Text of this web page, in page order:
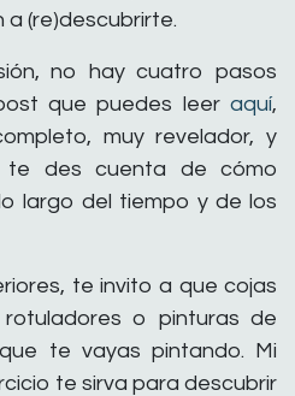
(re)descubrirte.
no hay cuatro pasos
que puedes leer aquí,
muy revelador, y
te des cuenta de cómo
largo del tiempo y de los
te invito a que cojas
o pinturas de
te vayas pintando. Mi
te sirva para descubrir